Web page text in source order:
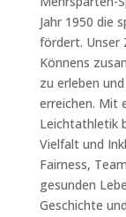
Jahr 1950 die
fördert. Unser
Könnens
zu erleben
erreichen. Mit
Leichtathletik
Vielfalt und
Fairness,
gesunden
Geschichte